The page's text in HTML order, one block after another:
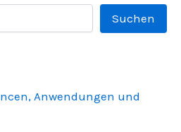
Suchen
Anwendungen und